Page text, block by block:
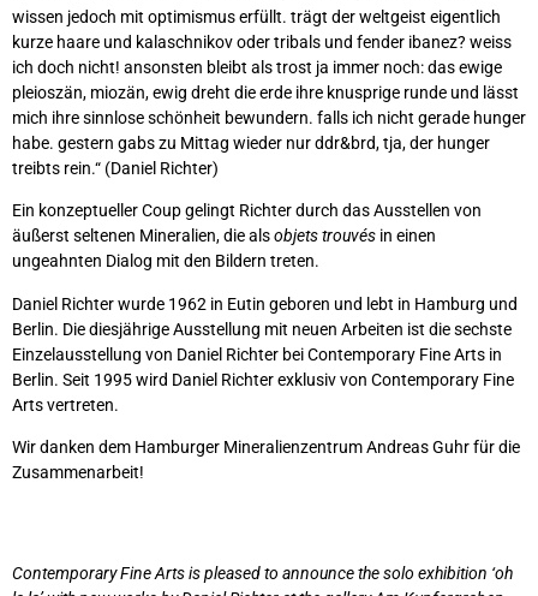
wissen jedoch mit optimismus erfüllt. trägt der weltgeist eigentlich
kurze haare und kalaschnikov oder tribals und fender ibanez? weiss
ich doch nicht! ansonsten bleibt als trost ja immer noch: das ewige
pleioszän, miozän, ewig dreht die erde ihre knusprige runde und lässt
mich ihre sinnlose schönheit bewundern. falls ich nicht gerade hunger
habe. gestern gabs zu Mittag wieder nur ddr&brd, tja, der hunger
treibts rein.“ (Daniel Richter)
Ein konzeptueller Coup gelingt Richter durch das Ausstellen von
äußerst seltenen Mineralien, die alsobjets trouvés in einen
ungeahnten Dialog mit den Bildern treten.
Daniel Richter wurde 1962 in Eutin geboren und lebt in Hamburg und
Berlin. Die diesjährige Ausstellung mit neuen Arbeiten ist die sechste
Einzelausstellung von Daniel Richter bei Contemporary Fine Arts in
Berlin. Seit 1995 wird Daniel Richter exklusiv von Contemporary Fine
Arts vertreten.
Wir danken dem Hamburger Mineralienzentrum Andreas Guhr für die
Zusammenarbeit!
Contemporary Fine Arts is pleased to announce the solo exhibition ‘oh